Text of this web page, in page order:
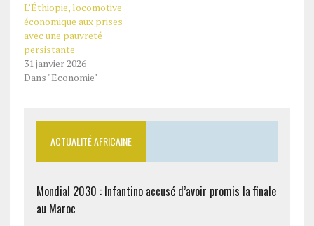
L’Éthiopie, locomotive
économique aux prises
avec une pauvreté
persistante
31 janvier 2026
Dans "Economie"
ACTUALITÉ AFRICAINE
Mondial 2030 : Infantino accusé d’avoir promis la finale
au Maroc